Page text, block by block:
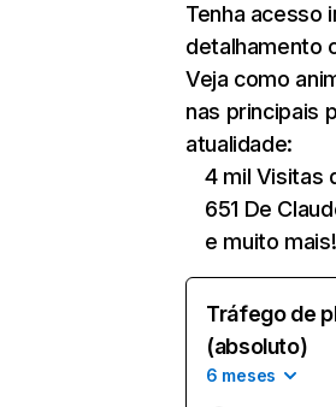
Tenha acesso
detalhamento
Veja como
nas principais
atualidade:
4 mil Visitas
651 De
e muito mais!
Tráfego de
(absoluto)
6 meses